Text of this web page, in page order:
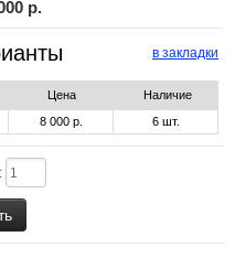
р.
в закладки
Цена
Наличие
8 000 р. 6 шт.